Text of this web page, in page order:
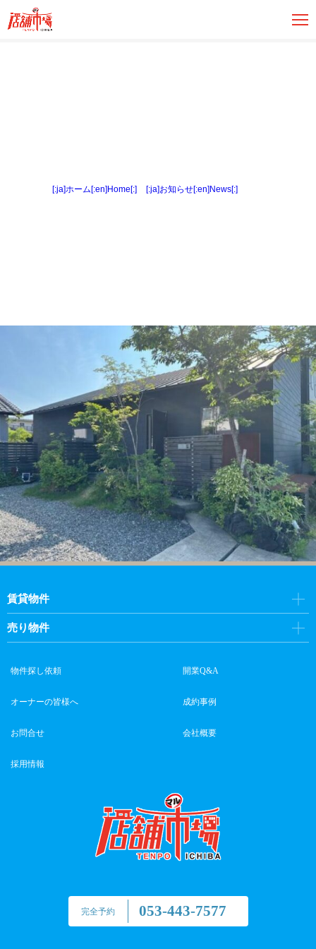
[:ja]ホーム[:en]Home[:] [:ja]お知らせ[:en]News[:]
完全予約 053-443-7577
賃貸物件
売り物件
物件探し依頼 開業Q&A
オーナーの皆様へ 成約事例
お問合せ 会社概要
採用情報